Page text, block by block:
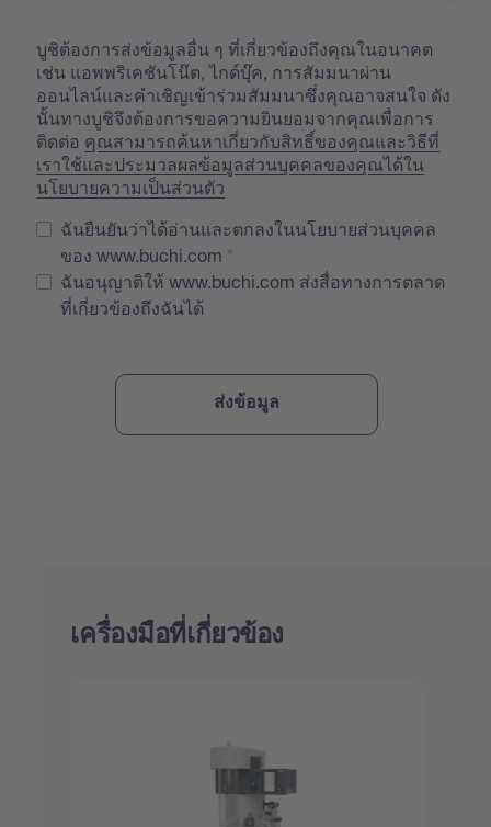
บูชิต้องการส่งข้อมูลอื่น ๆ ที่เกี่ยวข้องถึงคุณในอนาคต
เช่น แอพพริเคชันโน๊ต, ไกด์บุ๊ค, การสัมมนาผ่าน
ออนไลน์และคำเชิญเข้าร่วมสัมมนาซึ่งคุณอาจสนใจ ดัง
นั้นทางบูชิจึงต้องการขอความยินยอมจากคุณเพื่อการ
ติดต่อ คุณสามารถค้นหาเกี่ยวกับสิทธิ์ของคุณและวิธีที่
เราใช้และประมวลผลข้อมูลส่วนบุคคลของคุณได้ใน
นโยบายความเป็นส่วนตัว
ฉันยืนยันว่าได้อ่านและตกลงในนโยบายส่วนบุคคล
ของ www.buchi.com
ฉันอนุญาติให้ www.buchi.com ส่งสื่อทางการตลาด
ที่เกี่ยวข้องถึงฉันได้
เครื่องมือที่เกี่ยวข้อง